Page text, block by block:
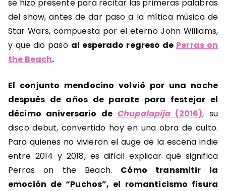
se hizo presente para recitar las primeras palabras
del show, antes de dar paso a la mítica música de
Star Wars, compuesta por el eterno John Williams,
y que dio paso al esperado regreso de Perras on
the Beach.
El conjunto mendocino volvió por una noche
después de años de parate para festejar el
décimo aniversario de Chupalapija(2016), su
disco debut, convertido hoy en una obra de culto.
Para quienes no vivieron el auge de la escena indie
entre 2014 y 2018, es difícil explicar qué significa
Perras on the Beach. Cómo transmitir la
emoción de “Puchos”, el romanticismo fisura